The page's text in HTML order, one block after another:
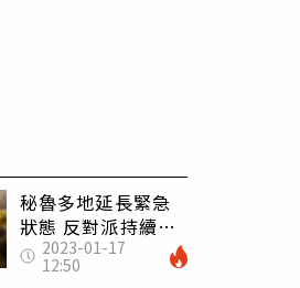
秘魯多地延長緊急
狀態 反對派持續動
員示威
2023-01-17
12:50